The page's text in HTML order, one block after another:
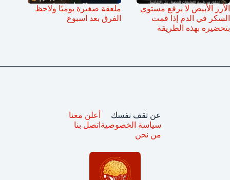
الأرز الأبيض لا يرفع مستوى
السكر في الدم إذا قمت
بتحضيره بهذه الطريقة
ملعقة صغيرة يوميًا ولاحظ
الفرق بعد اسبوع
عن ثقف نفسك
سياسة الخصوصية
من نحن
أعلن معنا
اتصل بنا